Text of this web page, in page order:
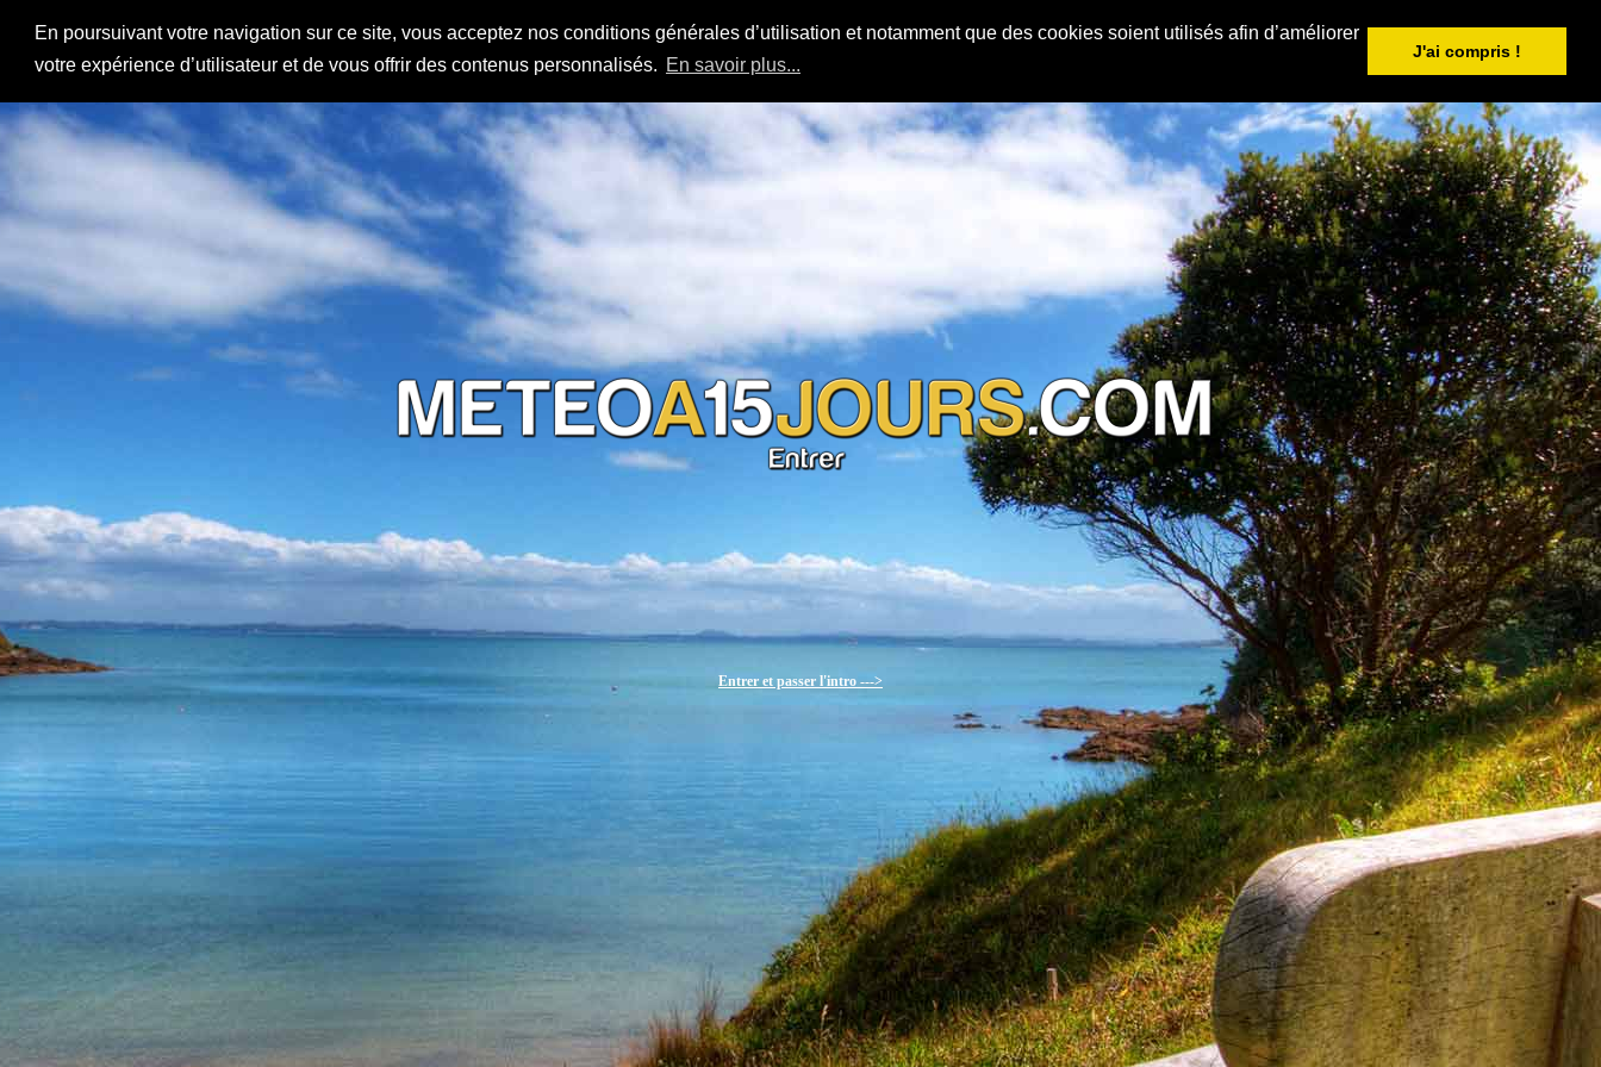
En poursuivant votre navigation sur ce site, vous acceptez nos conditions générales d’utilisation et notamment que des cookies soient utilisés afin d’améliorer
votre expérience d’utilisateur et de vous offrir des contenus personnalisés. En savoir plus...
J'ai compris !
Entrer et passer l'intro --->